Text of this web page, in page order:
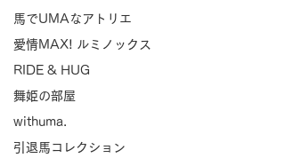
馬でUMAなアトリエ
愛情MAX! ルミノックス
RIDE & HUG
舞姫の部屋
withuma.
引退馬コレクション